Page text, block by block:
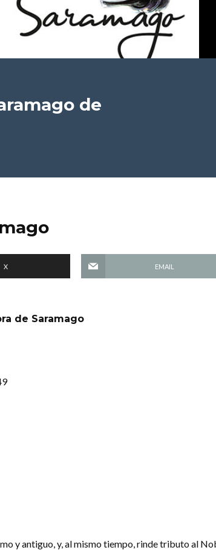
de
X EMAIL
de Saramago
y antiguo, y, al mismo tiempo, rinde tributo al